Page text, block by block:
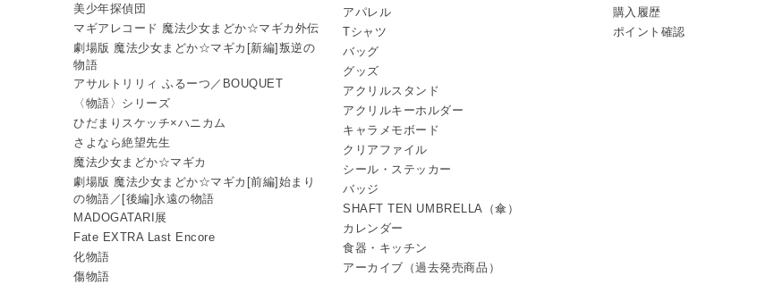
美少年探偵団
マギアレコード 魔法少女まどか☆マギカ外伝
劇場版 魔法少女まどか☆マギカ[新編]叛逆の
物語
アサルトリリィ ふるーつ／BOUQUET
〈物語〉シリーズ
ひだまりスケッチ×ハニカム
さよなら絶望先生
魔法少女まどか☆マギカ
劇場版 魔法少女まどか☆マギカ[前編]始まり
の物語／[後編]永遠の物語
MADOGATARI展
Fate EXTRA Last Encore
化物語
傷物語
アパレル
Tシャツ
バッグ
グッズ
アクリルスタンド
アクリルキーホルダー
キャラメモボード
クリアファイル
シール・ステッカー
バッジ
SHAFT TEN UMBRELLA（傘）
カレンダー
食器・キッチン
アーカイブ（過去発売商品）
購入履歴
ポイント確認